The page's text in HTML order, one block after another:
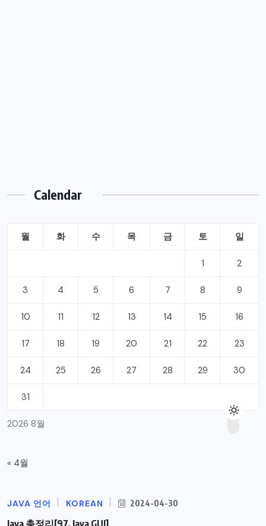
Calendar
2026 8월
월 화 수 목 금 토 일
1 2
3 4 5 6 7 8 9
10 11 12 13 14 15 16
17 18 19 20 21 22 23
24 25 26 27 28 29 30
31
« 4월
JAVA 언어 KOREAN 2024-04-30